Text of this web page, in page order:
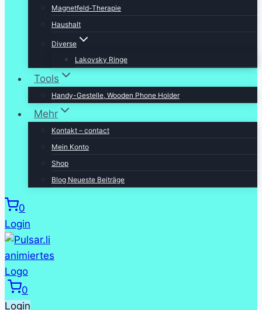
Magnetfeld-Therapie
Haushalt
Diverse
Lakovsky Ringe
Tools
Handy-Gestelle, Wooden Phone Holder
Mehr
Kontakt – contact
Mein Konto
Shop
Blog Neueste Beiträge
0
Login
0
Login